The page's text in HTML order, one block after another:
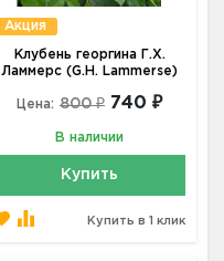
Акция
Клубень георгина Г.Х.
Ламмерс (G.H. Lammerse)
Цена: 800 ₽ 740 ₽
В наличии
Купить
Купить в 1 клик